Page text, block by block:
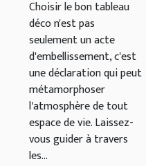
Choisir le bon tableau
déco n'est pas
seulement un acte
d'embellissement, c'est
une déclaration qui peut
métamorphoser
l'atmosphère de tout
espace de vie. Laissez-
vous guider à travers
les...